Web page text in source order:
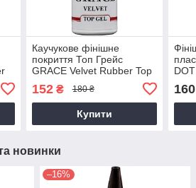
Каучукове фінішне
покриття Топ Грейс
GRACE Velvet Rubber Top
152₴ 180 ₴
Купити
160
новинки
–16%